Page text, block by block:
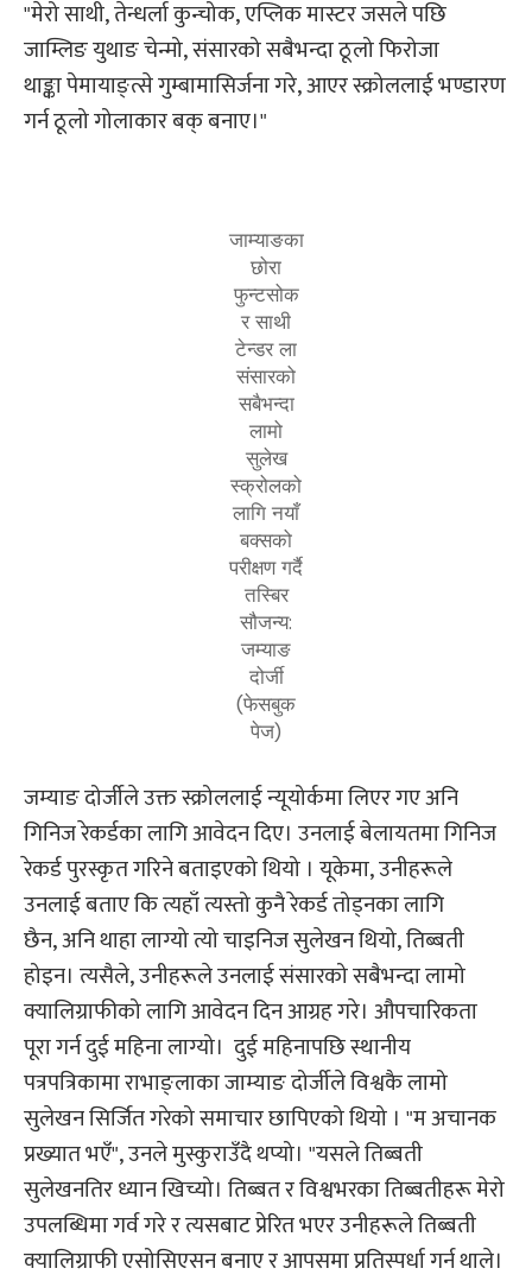
"मेरो साथी, तेन्धर्ला कुन्चोक, एप्लिक मास्टर जसले पछि
जाम्लिङ युथाङ चेन्मो, संसारको सबैभन्दा ठूलो फिरोजा
थाङ्का पेमायाङ्त्से गुम्बामासिर्जना गरे, आएर स्क्रोललाई भण्डारण
गर्न ठूलो गोलाकार बक् बनाए।"
जाम्याङका
छोरा
फुन्टसोक
र साथी
टेन्डर ला
संसारको
सबैभन्दा
लामो
सुलेख
स्क्रोलको
लागि नयाँ
बक्सको
परीक्षण गर्दै
तस्बिर
सौजन्य:
जम्याङ
दोर्जी
(फेसबुक
पेज)
जम्याङ दोर्जीले उक्त स्क्रोललाई न्यूयोर्कमा लिएर गए अनि
गिनिज रेकर्डका लागि आवेदन दिए। उनलाई बेलायतमा गिनिज
रेकर्ड पुरस्कृत गरिने बताइएको थियो । यूकेमा, उनीहरूले
उनलाई बताए कि त्यहाँ त्यस्तो कुनै रेकर्ड तोड्नका लागि
छैन, अनि थाहा लाग्यो त्यो चाइनिज सुलेखन थियो, तिब्बती
होइन। त्यसैले, उनीहरूले उनलाई संसारको सबैभन्दा लामो
क्यालिग्राफीको लागि आवेदन दिन आग्रह गरे। औपचारिकता
पूरा गर्न दुई महिना लाग्यो। दुई महिनापछि स्थानीय
पत्रपत्रिकामा राभाङ्लाका जाम्याङ दोर्जीले विश्वकै लामो
सुलेखन सिर्जित गरेको समाचार छापिएको थियो । "म अचानक
प्रख्यात भएँ", उनले मुस्कुराउँदै थप्यो। "यसले तिब्बती
सुलेखनतिर ध्यान खिच्यो। तिब्बत र विश्वभरका तिब्बतीहरू मेरो
उपलब्धिमा गर्व गरे र त्यसबाट प्रेरित भएर उनीहरूले तिब्बती
क्यालिग्राफी एसोसिएसन बनाए र आपसमा प्रतिस्पर्धा गर्न थाले।